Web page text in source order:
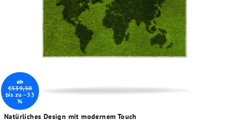
Natürliches Design mit modernem Touch
Sternen.
ab
€539,50
bis zu –33
%